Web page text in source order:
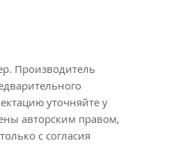
Производитель
уточняйте у
авторским правом,
с согласия